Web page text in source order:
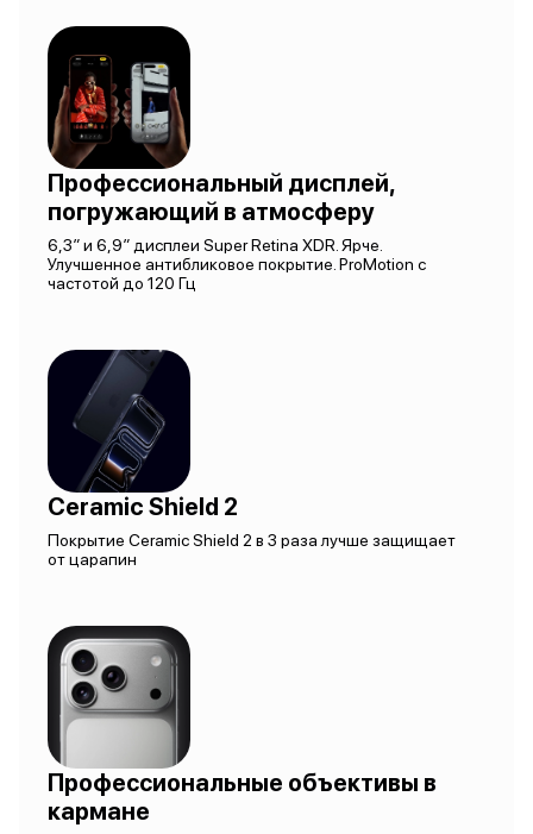
Профессиональный дисплей,
погружающий в атмосферу
6,3″ и 6,9″ дисплеи Super Retina XDR. Ярче.
Улучшенное антибликовое покрытие. ProMotion с
частотой до 120 Гц
Ceramic Shield 2
Покрытие Ceramic Shield 2 в 3 раза лучше защищает
от царапин
Профессиональные объективы в
кармане